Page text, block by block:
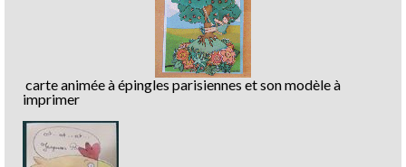
carte animée à épingles parisiennes et son modèle à
imprimer